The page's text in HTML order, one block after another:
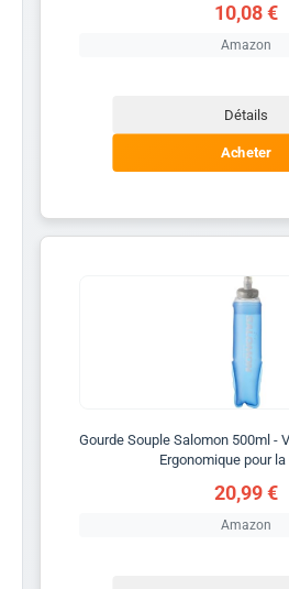
10,08 €
Amazon
Détails
Acheter
Gourde Souple Salomon 500ml -
Ergonomique pour
20,99 €
Amazon